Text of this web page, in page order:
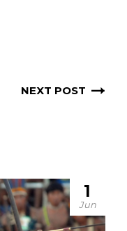
NEXT POST
1
Jun